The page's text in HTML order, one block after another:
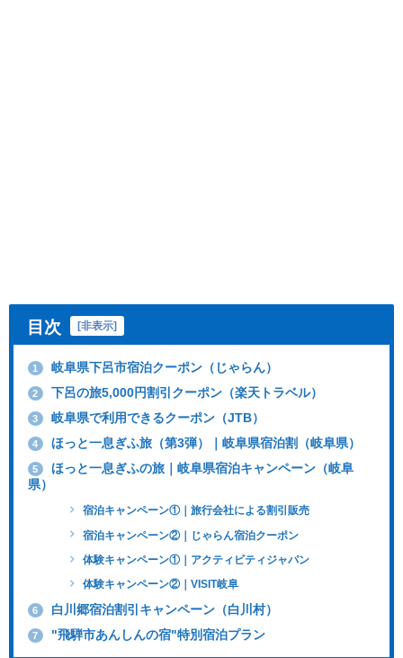
目次 [非表示]
1 岐阜県下呂市宿泊クーポン（じゃらん）
2 下呂の旅5,000円割引クーポン（楽天トラベル）
3 岐阜県で利用できるクーポン（JTB）
4 ほっと一息ぎふ旅（第3弾）｜岐阜県宿泊割（岐阜県）
5
ほっと一息ぎふの旅｜岐阜県宿泊キャンペーン（岐阜
県）
宿泊キャンペーン①｜旅行会社による割引販売
宿泊キャンペーン②｜じゃらん宿泊クーポン
体験キャンペーン①｜アクティビティジャパン
体験キャンペーン②｜VISIT岐阜
6 白川郷宿泊割引キャンペーン（白川村）
7 "飛騨市あんしんの宿"特別宿泊プラン